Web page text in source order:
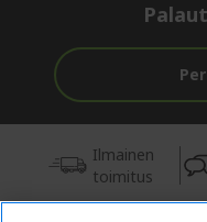
Ilmainen
toimitus